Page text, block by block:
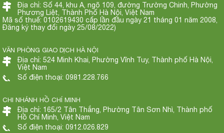
Địa chỉ: Số 44, khu A, ngõ 109, đường Trường Chinh, Phường
Phương Liệt, Thành Phố Hà Nội, Việt Nam
Mã số thuế: 0102619430 cấp lần đầu ngày 21 tháng 01 năm 2008,
Đăng ký thay đổi ngày 25/08/2022)
VĂN PHÒNG GIAO DỊCH HÀ NỘI
Địa chỉ: 524 Minh Khai, Phường Vĩnh Tuy, Thành phố Hà Nội,
Việt Nam
Số điện thoại: 0981.228.766
CHI NHÁNH HỒ CHÍ MINH
Địa chỉ: 165/2 Tân Thắng, Phường Tân Sơn Nhì, Thành phố
Hồ Chí Minh, Việt Nam
Số điện thoại: 0912.026.829